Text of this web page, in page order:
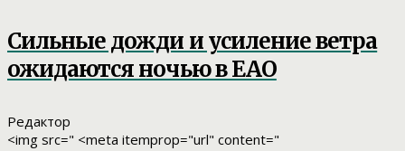
Сильные дожди и усиление ветра
ожидаются ночью в ЕАО
Редактор
<img src=" <meta itemprop="url" content="